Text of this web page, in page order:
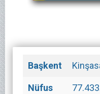
Başkent
Nüfus